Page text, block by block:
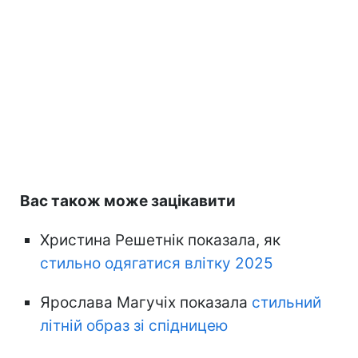
Вас також може зацікавити
Христина Решетнік показала, як
стильно одягатися влітку 2025
Ярослава Магучіх показала стильний
літній образ зі спідницею